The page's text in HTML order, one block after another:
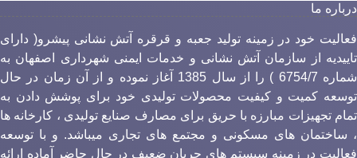
ما
خود در زمینه تولید جعبه و قرقره آتش نشانی پیشرو( دارای
از سازمان آتش نشانی و خدمات ایمنی شهرداری اصفهان به
شماره 6754/7 ) را از سال 1385 آغاز نموده و از آن زمان در حال
کمیت و کیفیت محصولات تولیدی خود برای پوشش دادن به
تجهیزات مبارزه با حریق برای مصارف صنایع تولیدی ، کارخانه ها
ساختمان های مسکونی و مجتمع های تجاری میباشد. و با توسعه
در زمینه سیستم های جریان ضعیف در حال حاضر آماده ارائه